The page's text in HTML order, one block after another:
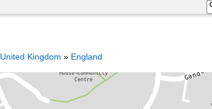
United Kingdom » England